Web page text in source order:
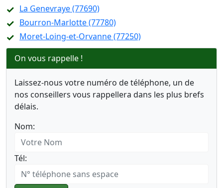
La Genevraye (77690)
Bourron-Marlotte (77780)
Moret-Loing-et-Orvanne (77250)
On vous rappelle !
Laissez-nous votre numéro de téléphone, un de
nos conseillers vous rappellera dans les plus brefs
délais.
Nom:
Tél: